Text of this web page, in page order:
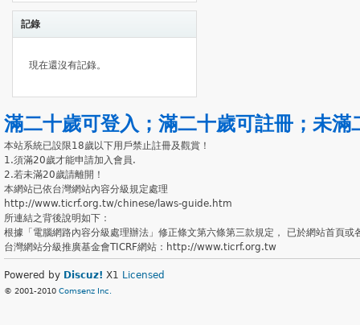
記錄
現在還沒有記錄。
滿二十歲可登入 ； 滿二十歲可註冊 ； 未滿
本站系統已設限18歲以下用戶禁止註冊及觀賞！
1.須滿20歲才能申請加入會員.
2.若未滿20歲請離開！
本網站已依台灣網站內容分級規定處理
http://www.ticrf.org.tw/chinese/laws-guide.htm
所連結之背後說明如下：
根據「電腦網路內容分級處理辦法」修正條文第六條第三款規定， 已於網站首頁
台灣網站分級推廣基金會TICRF網站：http://www.ticrf.org.tw
Powered by Discuz! X1 Licensed
© 2001-2010 Comsenz Inc.